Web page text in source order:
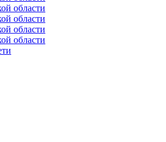
области
области
области
области